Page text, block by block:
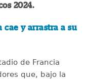
2024.
cae y arrastra a su
de Francia
que, bajo la